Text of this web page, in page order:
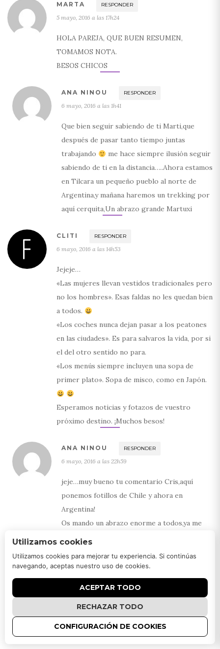
MARTA RESPONDER
5 mayo, 2016 a las 17h24
HOLA PAREJA, QUE BUEN RESUMEN,
TOMAMOS NOTA.
BESOS CHICOS
ANA NINOU RESPONDER
6 mayo, 2016 a las 1h41
Que bien seguir sabiendo de ti Marti,que
después de pasar tanto tiempo juntas
trabajando
me hace siempre ilusión seguir
sabiendo de ti en la distancia…..Ahora estamos
en Tilcara un pequeño pueblo al norte de
Argentina,y mañana haremos un trekking por
aquí cerquita,Un abrazo grande Martuxi
CLITI RESPONDER
6 mayo, 2016 a las 14h53
Jejeje…
«Las mujeres llevan vestidos tradicionales pero
no los hombres». Esas faldas no les quedan bien
a todos.
«Los coches nunca dejan pasar a los peatones
en las ciudades». Es para salvaros la vida, por si
el del otro sentido no para.
«Los menús siempre incluyen una sopa de
primer plato». Sopa de misco, como en Japón.
Esperamos noticias y fotazos de vuestro
próximo destino. ¡Muchos besos!
ANA NINOU RESPONDER
6 mayo, 2016 a las 22h59
jeje…muy bueno tu comentario Cris,aquí
ponemos fotillos de Chile y ahora en
Argentina!
Os mando un abrazo enorme a todos,ya me
seguiréis contando que tal van los cursos y
menos……
GILOU RESPONDER
6 mayo, 2016 a las 15h13
Ma nine,
Profite d’être sous ces lattitudes et avec cette
Utilizamos cookies
Utilizamos cookies para mejorar tu experiencia. Si continúas
navegando, aceptas nuestro uso de cookies.
ACEPTAR TODO
RECHAZAR TODO
CONFIGURACIÓN DE COOKIES